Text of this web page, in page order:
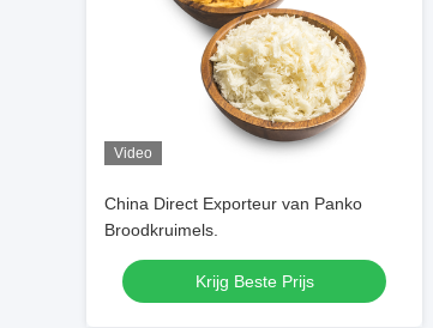
Video
China Direct Exporteur van Panko
Broodkruimels.
Krijg Beste Prijs